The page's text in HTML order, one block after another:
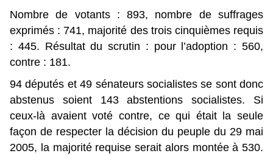
Nombre de votants : 893, nombre de suffrages
exprimés : 741, majorité des trois cinquièmes requis
: 445. Résultat du scrutin : pour l’adoption : 560,
contre : 181.
94 députés et 49 sénateurs socialistes se sont donc
abstenus soient 143 abstentions socialistes. Si
ceux-là avaient voté contre, ce qui était la seule
façon de respecter la décision du peuple du 29 mai
2005, la majorité requise serait alors montée à 530.